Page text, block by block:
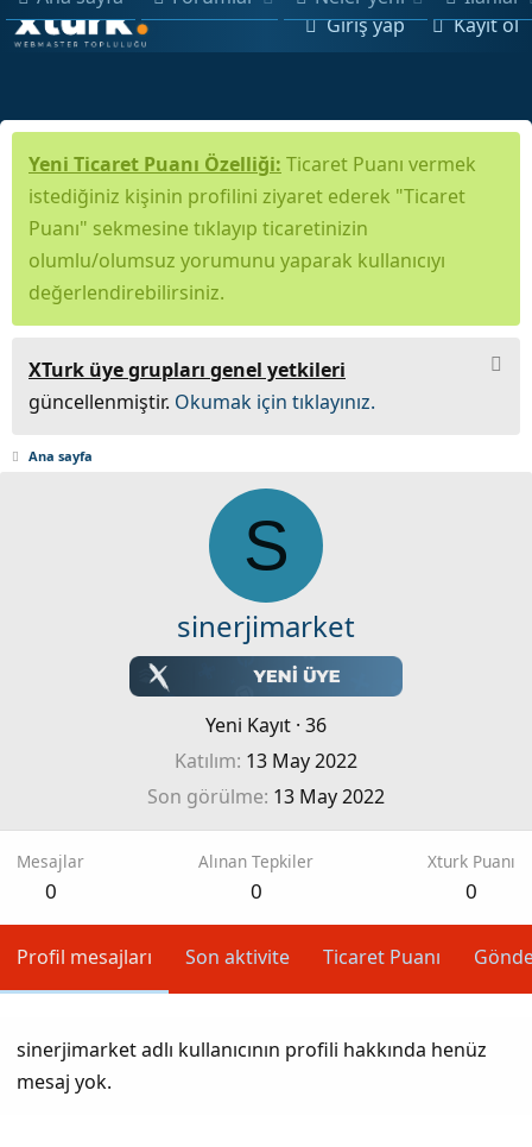
Giriş yap Kayıt ol
Yeni Ticaret Puanı Özelliği: Ticaret Puanı vermek
istediğiniz kişinin profilini ziyaret ederek "Ticaret
Puanı" sekmesine tıklayıp ticaretinizin
olumlu/olumsuz yorumunu yaparak kullanıcıyı
değerlendirebilirsiniz.
XTurk üye grupları genel yetkileri
güncellenmiştir. Okumak için tıklayınız.
Ana sayfa
S
sinerjimarket
Yeni Kayıt · 36
Katılım 13 May 2022
Son görülme 13 May 2022
Mesajlar
0
Alınan Tepkiler
0
Xturk Puanı
0
Profil mesajları Son aktivite Ticaret Puanı
sinerjimarket adlı kullanıcının profili hakkında henüz
mesaj yok.